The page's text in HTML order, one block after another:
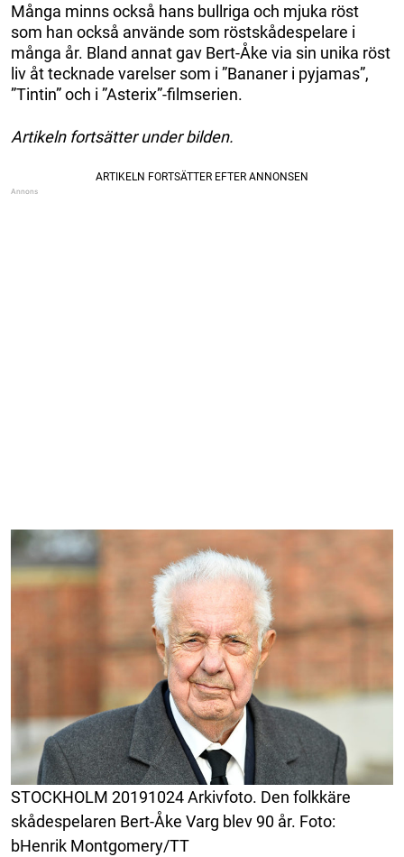
Många minns också hans bullriga och mjuka röst
som han också använde som röstskådespelare i
många år. Bland annat gav Bert-Åke via sin unika röst
liv åt tecknade varelser som i ”Bananer i pyjamas”,
”Tintin” och i ”Asterix”-filmserien.
Artikeln fortsätter under bilden.
STOCKHOLM 20191024 Arkivfoto. Den folkkäre
skådespelaren Bert-Åke Varg blev 90 år. Foto:
bHenrik Montgomery/TT